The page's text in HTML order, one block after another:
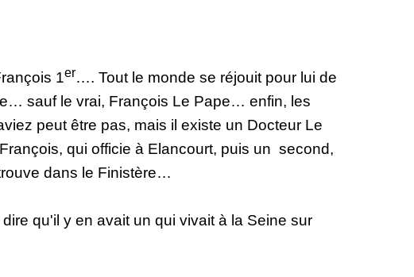
1er…. Tout le monde se réjouit pour lui de
sauf le vrai, François Le Pape… enfin, les
peut être pas, mais il existe un Docteur Le
qui officie à Elancourt, puis un second,
dans le Finistère…
qu'il y en avait un qui vivait à la Seine sur